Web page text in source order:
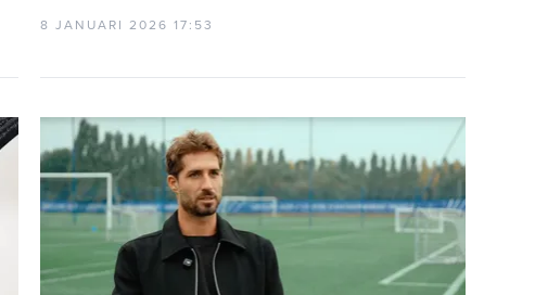
8 JANUARI 2026 17:53